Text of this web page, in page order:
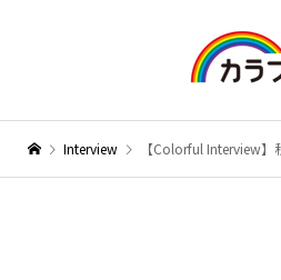
Interview 【Colorful Interview】秋元順子 新曲「一杯の